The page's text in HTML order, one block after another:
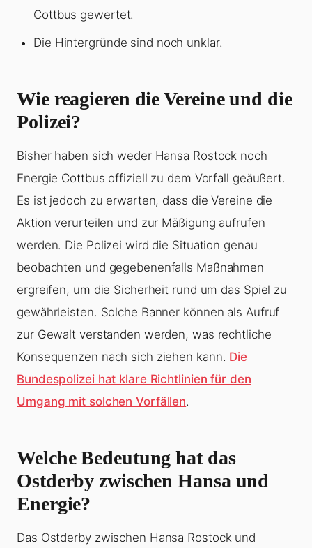
Cottbus gewertet.
Die Hintergründe sind noch unklar.
Wie reagieren die Vereine und die
Polizei?
Bisher haben sich weder Hansa Rostock noch
Energie Cottbus offiziell zu dem Vorfall geäußert.
Es ist jedoch zu erwarten, dass die Vereine die
Aktion verurteilen und zur Mäßigung aufrufen
werden. Die Polizei wird die Situation genau
beobachten und gegebenenfalls Maßnahmen
ergreifen, um die Sicherheit rund um das Spiel zu
gewährleisten. Solche Banner können als Aufruf
zur Gewalt verstanden werden, was rechtliche
Konsequenzen nach sich ziehen kann. Die
Bundespolizei hat klare Richtlinien für den
Umgang mit solchen Vorfällen.
Welche Bedeutung hat das
Ostderby zwischen Hansa und
Energie?
Das Ostderby zwischen Hansa Rostock und